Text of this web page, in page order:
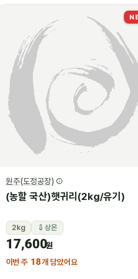
원주(도정공장)
(농할 국산)햇귀리(2kg/유기)
2kg 상온
17,600원
이번 주 18개 담았어요